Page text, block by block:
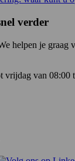
verder
helpen je graag
vrijdag van 08:00